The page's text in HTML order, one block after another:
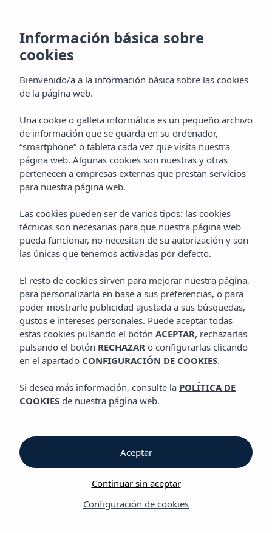
Apartamentos
Holiday experiences
Lamejorexperiencia vacacional
en nuestros apartamentos y
aparthoteles
Vacaciones son
disfrutarla
Información básica sobre
cookies
Bienvenido/a a la información básica sobre las cookies
de la página web.
Una cookie o galleta informática es un pequeño archivo
de información que se guarda en su ordenador,
“smartphone” o tableta cada vez que visita nuestra
página web. Algunas cookies son nuestras y otras
pertenecen a empresas externas que prestan servicios
para nuestra página web.
Las cookies pueden ser de varios tipos: las cookies
técnicas son necesarias para que nuestra página web
pueda funcionar, no necesitan de su autorización y son
las únicas que tenemos activadas por defecto.
El resto de cookies sirven para mejorar nuestra página,
para personalizarla en base a sus preferencias, o para
poder mostrarle publicidad ajustada a sus búsquedas,
gustos e intereses personales. Puede aceptar todas
estas cookies pulsando el botón ACEPTAR, rechazarlas
pulsando el botón RECHAZAR o configurarlas clicando
en el apartado CONFIGURACIÓN DE COOKIES.
Si desea más información, consulte la POLÍTICA DE
COOKIES de nuestra página web.
Configuración de cookies
Continuar sin aceptar
Aceptar